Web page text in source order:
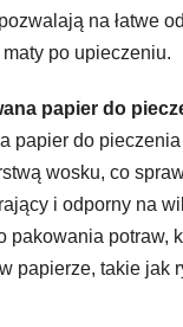
na łatwe
po upieczeniu.
papier do
papier do
wosku, co
i odporny na
pakowania potraw,
papierze, takie jak